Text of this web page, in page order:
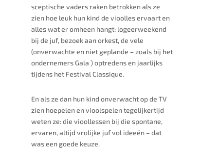
sceptische vaders raken betrokken als ze
zien hoe leuk hun kind de vioolles ervaart en
alles wat er omheen hangt: logeerweekend
bij de juf, bezoek aan orkest, de vele
(onverwachte en niet geplande – zoals bij het
ondernemers Gala ) optredens en jaarlijks
tijdens het Festival Classique.
En als ze dan hun kind onverwacht op de TV
zien hoepelen en vioolspelen tegelijkertijd
weten ze: die vioollessen bij die spontane,
ervaren, altijd vrolijke juf vol ideeën – dat
was een goede keuze.